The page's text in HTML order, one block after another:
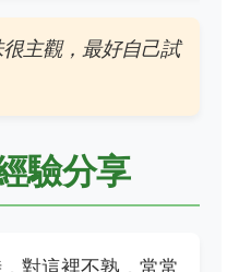
主觀，最好自己試
驗分享
對這裡不熟，常常